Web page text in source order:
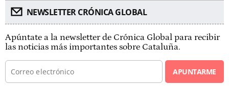
NEWSLETTER CRÓNICA GLOBAL
Apúntate a la newsletter de Crónica Global para recibir
las noticias más importantes sobre Cataluña.
APUNTARME